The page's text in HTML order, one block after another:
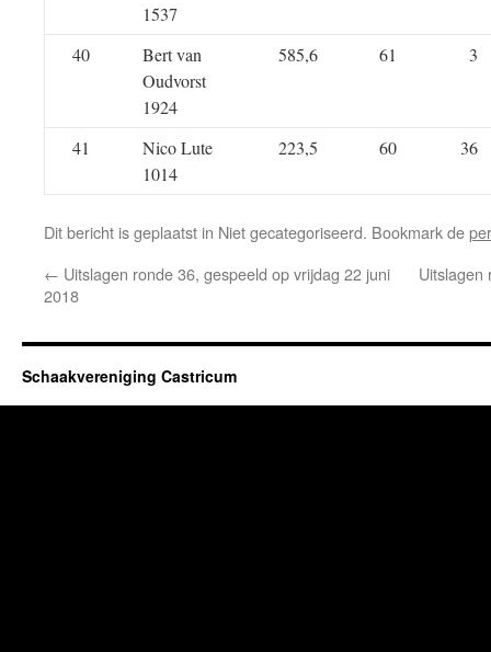
1537
40
Bert van
Oudvorst
1924
585,6 61 3
41
Nico Lute
1014
223,5 60 36
Dit bericht is geplaatst in Niet gecategoriseerd. Bookmark de
← Uitslagen ronde 36, gespeeld op vrijdag 22 juni
2018
Uitslagen
Schaakvereniging Castricum